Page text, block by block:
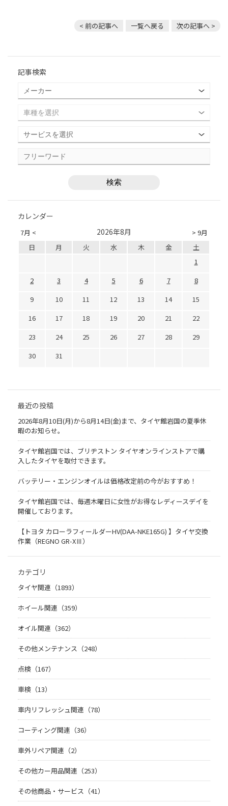
< 前の記事へ 一覧へ戻る 次の記事へ >
記事検索
カレンダー
7月 < > 9月
2026年8月
日 月 火 水 木 金
土
1
2
3 4 5 6 7
8
9
10 11 12 13 14
15
16
17 18 19 20 21
22
23
24 25 26 27 28
29
30
31
最近の投稿
2026年8月10日(月)から8月14日(金)まで、タイヤ館岩国の夏季休
暇のお知らせ。
タイヤ館岩国では、ブリヂストン タイヤオンラインストアで購
入したタイヤを取付できます。
バッテリー・エンジンオイルは価格改定前の今がおすすめ！
タイヤ館岩国では、毎週木曜日に女性がお得なレディースデイを
開催しております。
【トヨタ カローラフィールダーHV(DAA-NKE165G) 】タイヤ交換
作業（REGNO GR-XⅢ）
カテゴリ
タイヤ関連（1893）
ホイール関連（359）
オイル関連（362）
その他メンテナンス（248）
点検（167）
車検（13）
車内リフレッシュ関連（78）
コーティング関連（36）
車外リペア関連（2）
その他カー用品関連（253）
その他商品・サービス（41）